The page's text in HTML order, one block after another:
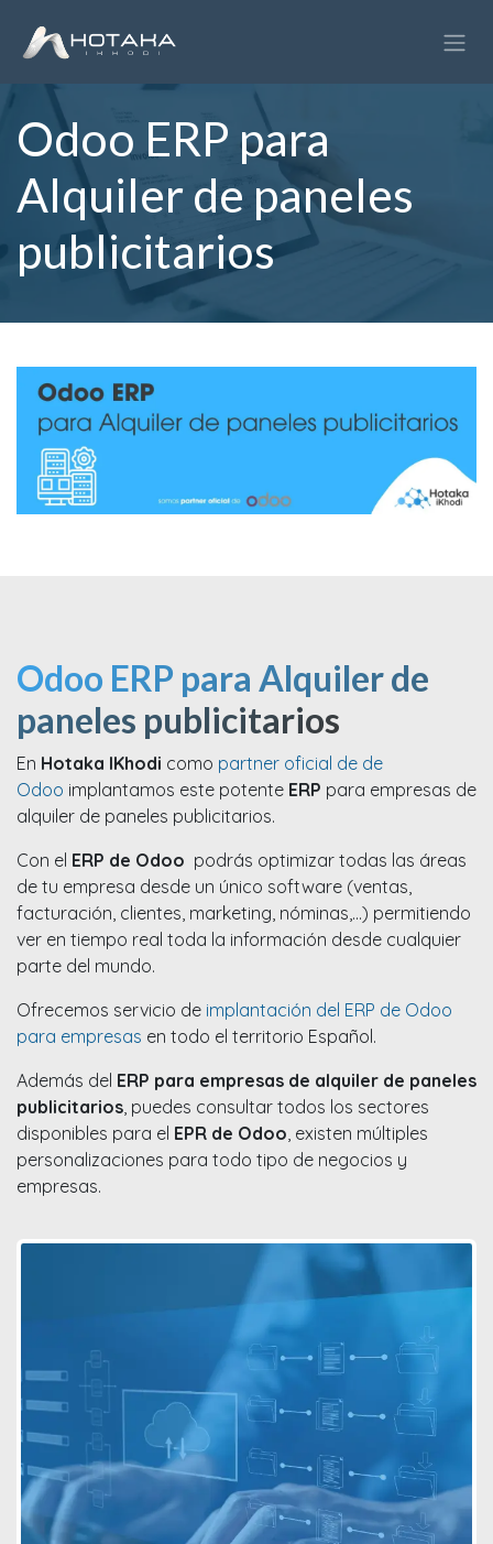
Odoo ERP para
Alquiler de paneles
publicitarios
Odoo ERP para Alquiler de
paneles publicitarios
En Hotaka IKhodi como partner oficial de de
Odoo implantamos este potente ERP para empresas de
alquiler de paneles publicitarios.
Con el ERP de Odoo podrás optimizar todas las áreas
de tu empresa desde un único software (ventas,
facturación, clientes, marketing, nóminas,...) permitiendo
ver en tiempo real toda la información desde cualquier
parte del mundo.
Ofrecemos servicio de implantación del ERP de Odoo
para empresas en todo el territorio Español.
Además del ERP para empresas de alquiler de paneles
publicitarios, puedes consultar todos los sectores
disponibles para el EPR de Odoo, existen múltiples
personalizaciones para todo tipo de negocios y
empresas.